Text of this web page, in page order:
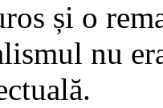
și o
nu